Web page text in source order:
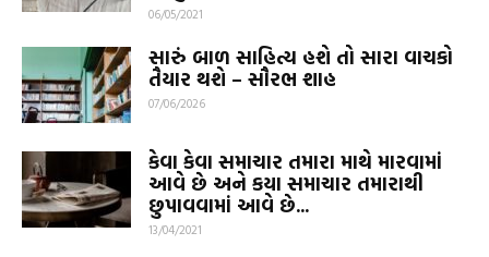
06/05/2021
સારું બાળ સાહિત્ય હશે તો સારા વાચકો
તૈયાર થશે – સૌરભ શાહ
07/06/2026
કેવા કેવા સમાચાર તમારા માથે મારવામાં
આવે છે અને કયા સમાચાર તમારાથી
છુપાવવામાં આવે છે...
13/04/2021